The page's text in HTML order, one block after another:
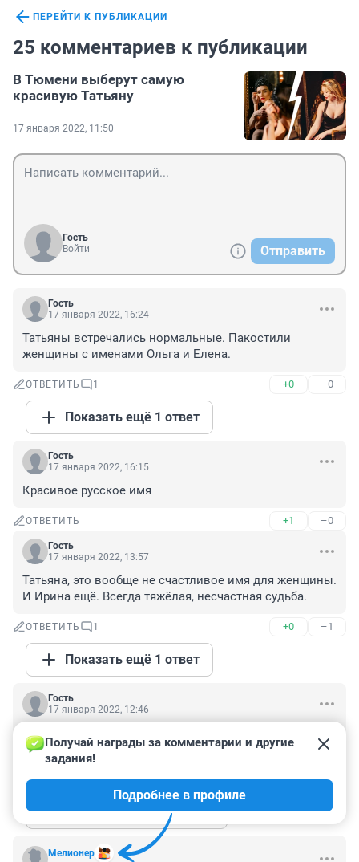
ПЕРЕЙТИ К ПУБЛИКАЦИИ
25 комментариев к публикации
В Тюмени выберут самую
красивую Татьяну
17 января 2022, 11:50
Гость
Войти
Отправить
Гость
17 января 2022, 16:24
Татьяны встречались нормальные. Пакостили
женщины с именами Ольга и Елена.
ОТВЕТИТЬ 1 +0 –0
Показать ещё 1 ответ
Гость
17 января 2022, 16:15
Красивое русское имя
ОТВЕТИТЬ +1 –0
Гость
17 января 2022, 13:57
Татьяна, это вообще не счастливое имя для женщины.
И Ирина ещё. Всегда тяжёлая, несчастная судьба.
ОТВЕТИТЬ 1 +0 –1
Показать ещё 1 ответ
Гость
17 января 2022, 12:46
Ни одной нормальной Татьяны мне в жизни не
встретилось, все они какие-то подленькие были.
ОТВЕТИТЬ 8 +3 –1
Показать ещё 8 ответов
Мелионер
Получай награды за комментарии и другие
задания!
Подробнее в профиле